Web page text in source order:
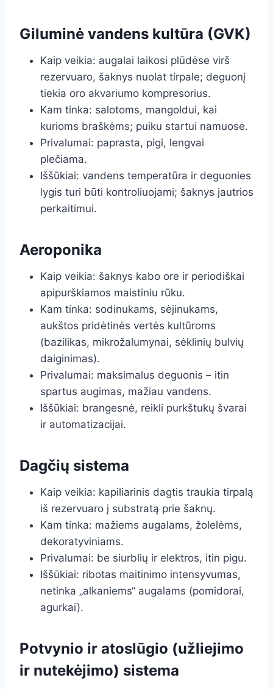
Giluminė vandens kultūra (GVK)
Kaip veikia: augalai laikosi plūdėse virš
rezervuaro, šaknys nuolat tirpale; deguonį
tiekia oro akvariumo kompresorius.
Kam tinka: salotoms, mangoldui, kai
kurioms braškėms; puiku startui namuose.
Privalumai: paprasta, pigi, lengvai
plečiama.
Iššūkiai: vandens temperatūra ir deguonies
lygis turi būti kontroliuojami; šaknys jautrios
perkaitimui.
Aeroponika
Kaip veikia: šaknys kabo ore ir periodiškai
apipurškiamos maistiniu rūku.
Kam tinka: sodinukams, sėjinukams,
aukštos pridėtinės vertės kultūroms
(bazilikas, mikrožalumynai, sėklinių bulvių
daiginimas).
Privalumai: maksimalus deguonis – itin
spartus augimas, mažiau vandens.
Iššūkiai: brangesnė, reikli purkštukų švarai
ir automatizacijai.
Dagčių sistema
Kaip veikia: kapiliarinis dagtis traukia tirpalą
iš rezervuaro į substratą prie šaknų.
Kam tinka: mažiems augalams, žolelėms,
dekoratyviniams.
Privalumai: be siurblių ir elektros, itin pigu.
Iššūkiai: ribotas maitinimo intensyvumas,
netinka „alkaniems“ augalams (pomidorai,
agurkai).
Potvynio ir atoslūgio (užliejimo
ir nutekėjimo) sistema